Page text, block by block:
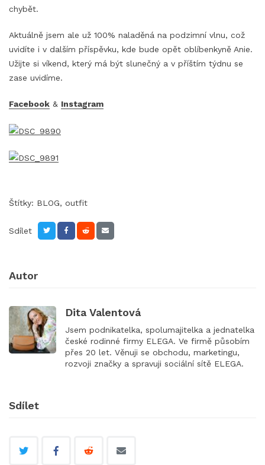
chybět.
Aktuálně jsem ale už 100% naladěná na podzimní vlnu, což
uvidíte i v dalším příspěvku, kde bude opět oblíbenkyně Anie.
Užijte si víkend, který má být slunečný a v příštím týdnu se
zase uvidíme.
Facebook & Instagram
Štítky: BLOG, outfit
Sdílet
Autor
Dita Valentová
Jsem podnikatelka, spolumajitelka a jednatelka
české rodinné firmy ELEGA. Ve firmě působím
přes 20 let. Věnuji se obchodu, marketingu,
rozvoji značky a spravuji sociální sítě ELEGA.
Sdílet